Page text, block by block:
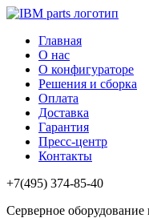
Главная
О нас
О конфигураторе
Решения и сборка
Оплата
Доставка
Гарантия
Пресс-центр
Контакты
+7(495) 374-85-40
Серверное